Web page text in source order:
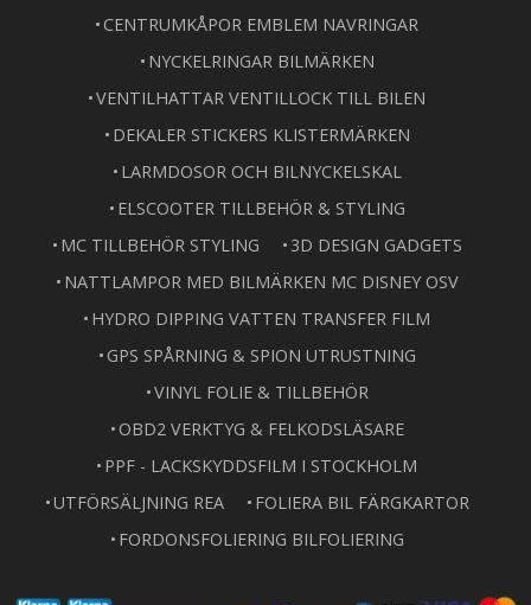
CENTRUMKÅPOR EMBLEM NAVRINGAR
NYCKELRINGAR BILMÄRKEN
VENTILHATTAR VENTILLOCK TILL BILEN
DEKALER STICKERS KLISTERMÄRKEN
LARMDOSOR OCH BILNYCKELSKAL
ELSCOOTER TILLBEHÖR & STYLING
MC TILLBEHÖR STYLING
3D DESIGN GADGETS
NATTLAMPOR MED BILMÄRKEN MC DISNEY OSV
HYDRO DIPPING VATTEN TRANSFER FILM
GPS SPÅRNING & SPION UTRUSTNING
VINYL FOLIE & TILLBEHÖR
OBD2 VERKTYG & FELKODSLÄSARE
PPF - LACKSKYDDSFILM I STOCKHOLM
UTFÖRSÄLJNING REA
FOLIERA BIL FÄRGKARTOR
FORDONSFOLIERING BILFOLIERING